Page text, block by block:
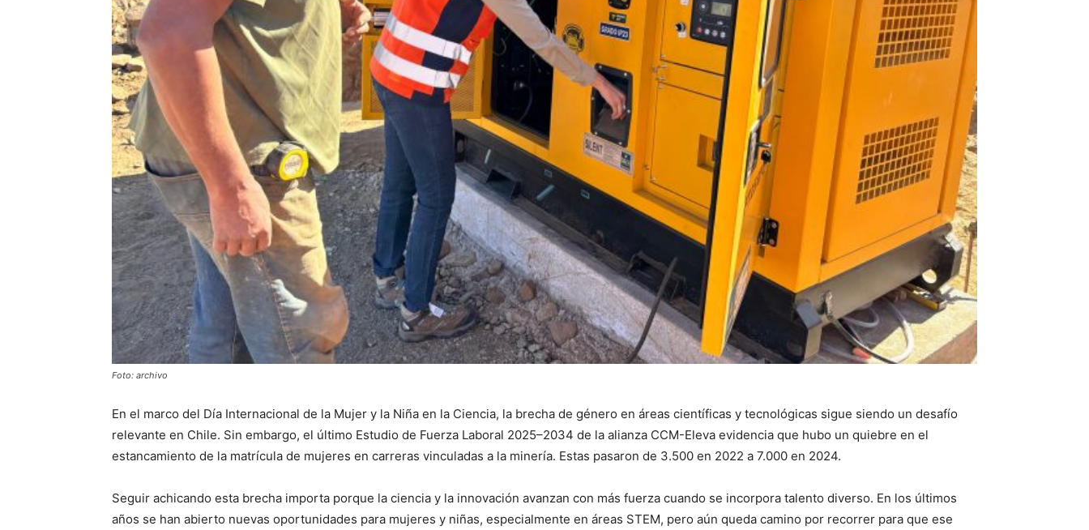
Foto: archivo
En el marco del Día Internacional de la Mujer y la Niña en la Ciencia, la brecha de género en áreas científicas y tecnológicas sigue siendo un desafío
relevante en Chile. Sin embargo, el último Estudio de Fuerza Laboral 2025–2034 de la alianza CCM-Eleva evidencia que hubo un quiebre en el
estancamiento de la matrícula de mujeres en carreras vinculadas a la minería. Estas pasaron de 3.500 en 2022 a 7.000 en 2024.
Seguir achicando esta brecha importa porque la ciencia y la innovación avanzan con más fuerza cuando se incorpora talento diverso. En los últimos
años se han abierto nuevas oportunidades para mujeres y niñas, especialmente en áreas STEM, pero aún queda camino por recorrer para que ese